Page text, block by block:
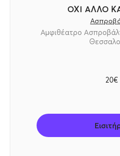
ΟΧΙ ΑΛΛΟ
Αμφιθέατρο
20€